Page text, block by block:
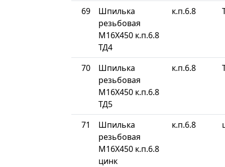
69
Шпилька
резьбовая
М16Х450 к.п.6.8
ТД4
к.п.6.8
70
Шпилька
резьбовая
М16Х450 к.п.6.8
ТД5
к.п.6.8
71
Шпилька
резьбовая
М16Х450 к.п.6.8
цинк
к.п.6.8